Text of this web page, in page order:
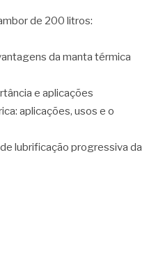
de 200 litros:
da manta térmica
e aplicações
aplicações, usos e o
lubrificação progressiva da